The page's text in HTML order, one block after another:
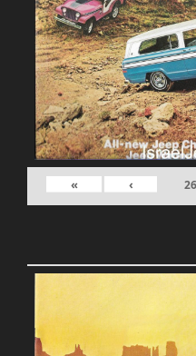
26
›
»